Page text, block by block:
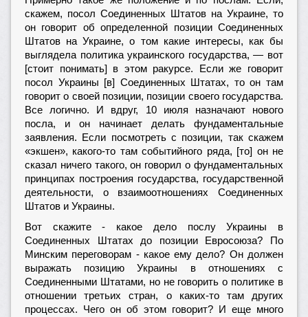
скажем, посол Соединенных Штатов на Украине, то
он говорит об определенной позиции Соединенных
Штатов на Украине, о том какие интересы, как бы
выглядела политика украинского государства, — вот
[стоит понимать] в этом ракурсе. Если же говорит
посол Украины [в] Соединенных Штатах, то он там
говорит о своей позиции, позиции своего государства.
Все логично. И вдруг, 10 июля назначают нового
посла, и он начинает делать фундаментальные
заявления. Если посмотреть с позиции, так скажем
«экшен», какого-то там событийного ряда, [то] он не
сказал ничего такого, он говорил о фундаментальных
принципах построения государства, государственной
деятельности, о взаимоотношениях Соединенных
Штатов и Украины.
Вот скажите - какое дело послу Украины в
Соединенных Штатах до позиции Евросоюза? По
Минским переговорам - какое ему дело? Он должен
выражать позицию Украины в отношениях с
Соединенными Штатами, но не говорить о политике в
отношении третьих стран, о каких-то там других
процессах. Чего он об этом говорит? И еще много